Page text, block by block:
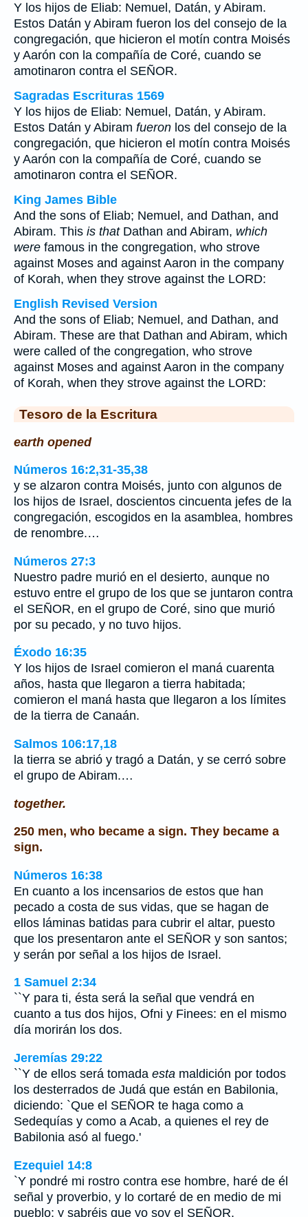
Y los hijos de Eliab: Nemuel, Datán, y Abiram.
Estos Datán y Abiram fueron los del consejo de la
congregación, que hicieron el motín contra Moisés
y Aarón con la compañía de Coré, cuando se
amotinaron contra el SEÑOR.
Sagradas Escrituras 1569
Y los hijos de Eliab: Nemuel, Datán, y Abiram.
Estos Datán y Abiram fueron los del consejo de la
congregación, que hicieron el motín contra Moisés
y Aarón con la compañía de Coré, cuando se
amotinaron contra el SEÑOR.
King James Bible
And the sons of Eliab; Nemuel, and Dathan, and
Abiram. This is thatDathan and Abiram, which
were famous in the congregation, who strove
against Moses and against Aaron in the company
of Korah, when they strove against the LORD:
English Revised Version
And the sons of Eliab; Nemuel, and Dathan, and
Abiram. These are that Dathan and Abiram, which
were called of the congregation, who strove
against Moses and against Aaron in the company
of Korah, when they strove against the LORD:
Tesoro de la Escritura
earth opened
Números 16:2,31-35,38
y se alzaron contra Moisés, junto con algunos de
los hijos de Israel, doscientos cincuenta jefes de la
congregación, escogidos en la asamblea, hombres
de renombre.…
Números 27:3
Nuestro padre murió en el desierto, aunque no
estuvo entre el grupo de los que se juntaron contra
el SEÑOR, en el grupo de Coré, sino que murió
por su pecado, y no tuvo hijos.
Éxodo 16:35
Y los hijos de Israel comieron el maná cuarenta
años, hasta que llegaron a tierra habitada;
comieron el maná hasta que llegaron a los límites
de la tierra de Canaán.
Salmos 106:17,18
la tierra se abrió y tragó a Datán, y se cerró sobre
el grupo de Abiram.…
together.
250 men, who became a sign. They became a
sign.
Números 16:38
En cuanto a los incensarios de estos que han
pecado a costa de sus vidas, que se hagan de
ellos láminas batidas para cubrir el altar, puesto
que los presentaron ante el SEÑOR y son santos;
y serán por señal a los hijos de Israel.
1 Samuel 2:34
``Y para ti, ésta será la señal que vendrá en
cuanto a tus dos hijos, Ofni y Finees: en el mismo
día morirán los dos.
Jeremías 29:22
``Y de ellos será tomada esta maldición por todos
los desterrados de Judá que están en Babilonia,
diciendo: `Que el SEÑOR te haga como a
Sedequías y como a Acab, a quienes el rey de
Babilonia asó al fuego.'
Ezequiel 14:8
`Y pondré mi rostro contra ese hombre, haré de él
señal y proverbio, y lo cortaré de en medio de mi
pueblo; y sabréis que yo soy el SEÑOR.